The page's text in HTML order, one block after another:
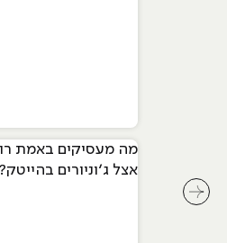
מה מעסיקים באמת
אצל ג׳וניורים
לחץ לשיקופית קודמת בסליידר